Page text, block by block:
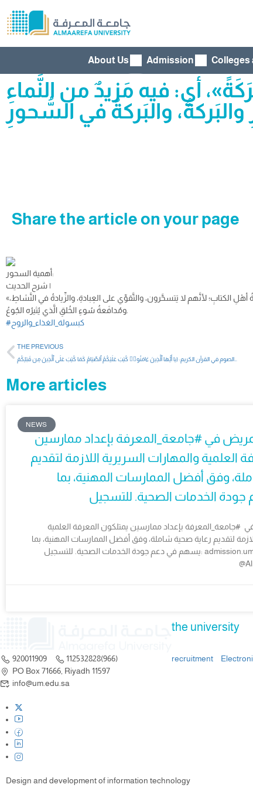
About Us Admission Colleges
أي: فيه مَزيدٌ من النَّماءِ
Share the article on your page
أهمية السحور:
شرح الحديث |
«فإِنَّ في السَّحُورِ بَرَكَةً»، أي: فيه مَزيدٌ من النَّماءِ والخيرِ والبَركةُ، والبَركةُ في السُّحورِ تَحصُلُ بجِهاتٍ مُتعدِّدةٍ؛ وهي: اتِّباعُ السُّنةِ، ومُخالَفةُ أهْلِ الكتابِ؛ لأنَّهم لا يَتسحَّرون، والتَّقوِّي على العِبادةِ، والزِّيادةُ في النَّشاطِ،
#كبسولة_الغذاء_والروح
THE PREVIOUS
More articles
NEWS
في #جامعة_المعرفة بإعداد ممارسين
العلمية والمهارات السريرية اللازمة لتقديم
وفق أفضل الممارسات المهنية، بما
#جامعة_المعرفة بإعداد ممارسين يمتلكون المعرفة العلمية
لتقديم رعاية صحية شاملة، وفق أفضل الممارسات المهنية، بما
يسهم في دعم جودة الخدمات الصحية. للتسجيل: admission.um.edu.sa/registra… —
920011909
112532828(966)
PO Box 71666, Riyadh 11597
info@um.edu.sa
the university
recruitment
Design and development of information technology